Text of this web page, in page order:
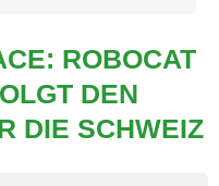
ROBOCAT
DEN
DIE SCHWEIZ